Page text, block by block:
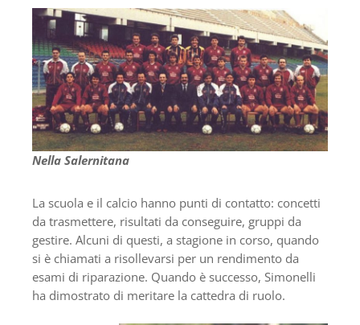
Nella Salernitana
La scuola e il calcio hanno punti di contatto: concetti
da trasmettere, risultati da conseguire, gruppi da
gestire. Alcuni di questi, a stagione in corso, quando
si è chiamati a risollevarsi per un rendimento da
esami di riparazione. Quando è successo, Simonelli
ha dimostrato di meritare la cattedra di ruolo.